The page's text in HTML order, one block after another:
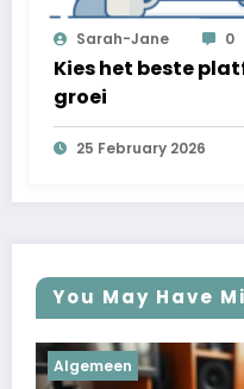
Sarah-Jane 0
Kies het beste
groei
25 February 2026
You May Have
Algemeen